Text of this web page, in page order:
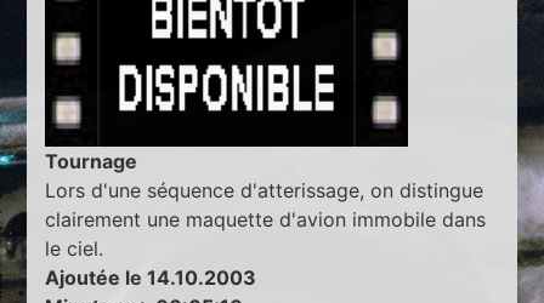
Tournage
Lors d'une séquence d'atterissage, on distingue
clairement une maquette d'avion immobile dans
le ciel.
Ajoutée le 14.10.2003